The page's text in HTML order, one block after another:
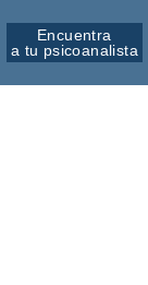
Encuentra
a tu psicoanalista